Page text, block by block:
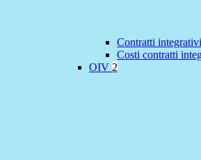
Contratti integrativi
Costi contratti
OIV 2